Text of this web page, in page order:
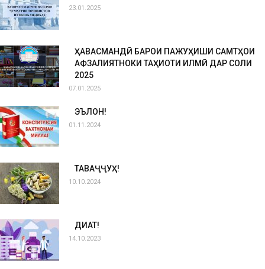
23.01.2025
ҲАВАСМАНДӢ БАРОИ ПАЖУҲИШИ САМТҲОИ
АФЗАЛИЯТНОКИ ТАҲҚИҚОТИ ИЛМӢ ДАР СОЛИ
2025
07.01.2025
ЭЪЛОН!
01.11.2024
ТАВАҶҶУҲ!
10.10.2024
ДИҚҚАТ!
14.10.2023